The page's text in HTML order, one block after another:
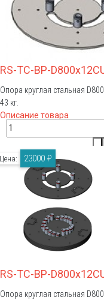
RS-TC-BP-
Опора круглая стальная
43 кг.
Описание товара
RS-TC-BP-
Опора круглая стальная
Цена: 23000 ₽